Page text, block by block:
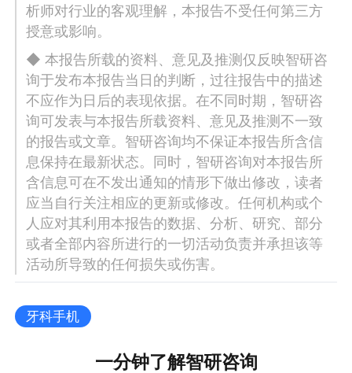
析师对行业的客观理解，本报告不受任何第三方
授意或影响。
◆ 本报告所载的资料、意见及推测仅反映智研咨
询于发布本报告当日的判断，过往报告中的描述
不应作为日后的表现依据。在不同时期，智研咨
询可发表与本报告所载资料、意见及推测不一致
的报告或文章。智研咨询均不保证本报告所含信
息保持在最新状态。同时，智研咨询对本报告所
含信息可在不发出通知的情形下做出修改，读者
应当自行关注相应的更新或修改。任何机构或个
人应对其利用本报告的数据、分析、研究、部分
或者全部内容所进行的一切活动负责并承担该等
活动所导致的任何损失或伤害。
牙科手机
一分钟了解智研咨询